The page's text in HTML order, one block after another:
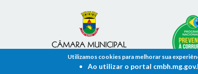
Utilizamos cookies para melhorar sua
Ao utilizar o portal